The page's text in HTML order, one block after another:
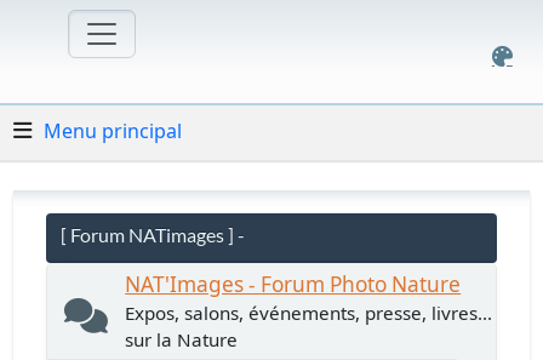
Menu principal
[ Forum NATimages ] -
NAT'Images - Forum Photo Nature
Expos, salons, événements, presse, livres...
sur la Nature